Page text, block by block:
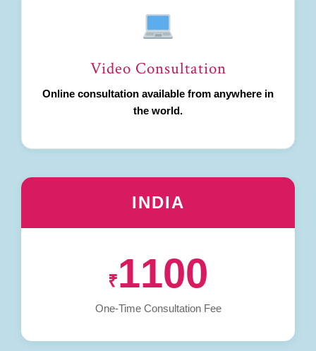
Video Consultation
Online consultation available from anywhere in
the world.
INDIA
₹1100
One-Time Consultation Fee